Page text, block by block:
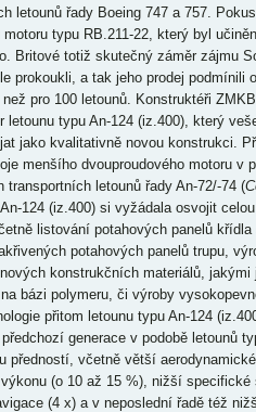
letounů řady Boeing 747 a 757.
typu RB.211-22, který byl
Britové totiž skutečný záměr zájmu
prokoukli, a tak jeho prodej podmínili
pro 100 letounů. Konstruktéři
letounu typu An-124 (iz.400), který
jako kvalitativně novou konstrukci.
menšího dvouproudového motoru v
transportních letounů řady An-72/-74 (
124 (iz.400) si vyžádala osvojit
listování potahových panelů křídla
potahových panelů trupu,
konstrukčních materiálů, jakými
bázi polymeru, či výroby
přitom letounu typu An-124
generace v podobě letounů
předností, včetně větší
(o 10 až 15 %), nižší specifické
(4 x) a v neposlední řadě též